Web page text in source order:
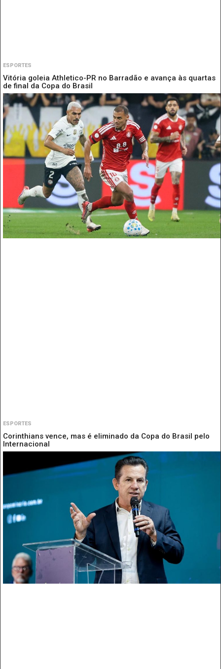
ESPORTES
Vitória goleia Athletico-PR no Barradão e avança às quartas
de final da Copa do Brasil
ESPORTES
Corinthians vence, mas é eliminado da Copa do Brasil pelo
Internacional